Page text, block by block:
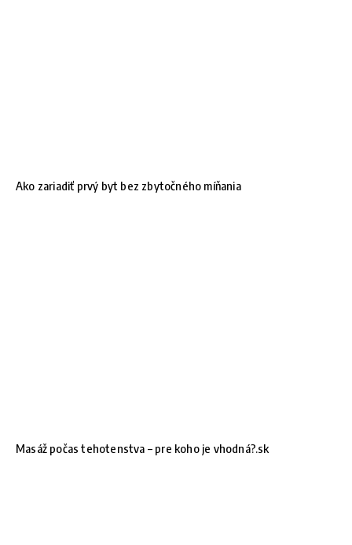
Ako zariadiť prvý byt bez zbytočného míňania
Masáž počas tehotenstva – pre koho je vhodná?.sk